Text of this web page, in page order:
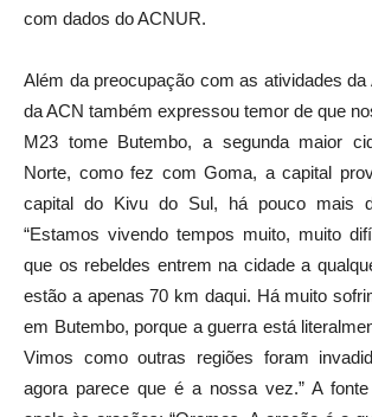
com dados do ACNUR.
Além da preocupação com as atividades da
da ACN também expressou temor de que
M23 tome Butembo, a segunda maior
Norte, como fez com Goma, a capital
capital do Kivu do Sul, há pouco mais
“Estamos vivendo tempos muito, muito
que os rebeldes entrem na cidade a
estão a apenas 70 km daqui. Há muito
em Butembo, porque a guerra está
Vimos como outras regiões foram
agora parece que é a nossa vez.” A